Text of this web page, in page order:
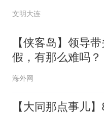
文明大连
【侠客岛】领导
假，有那么难吗？
海外网
【大同那点事儿